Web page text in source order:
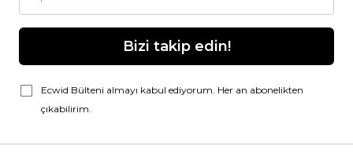
Bizi takip edin!
Ecwid Bülteni almayı kabul ediyorum. Her an abonelikten
çıkabilirim.